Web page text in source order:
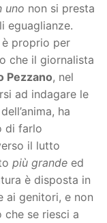
uno non si presta
eguaglianze.
è proprio per
che il giornalista
Pezzano, nel
ad indagare le
ha
di farlo
il lutto
più grande ed
è disposta in
ai genitori, e non
che se riesci a